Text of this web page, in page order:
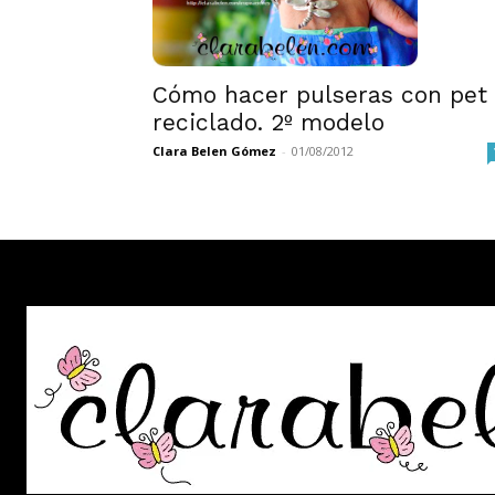
Cómo hacer pulseras con pet
reciclado. 2º modelo
Clara Belen Gómez - 01/08/2012